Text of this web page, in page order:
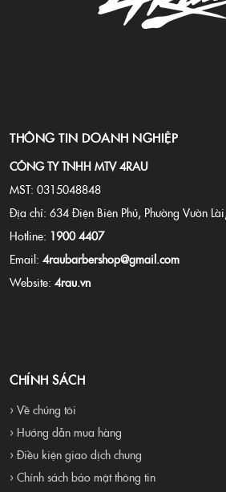
THÔNG TIN DOANH NGHIỆP
CÔNG TY TNHH MTV 4RAU
MST: 0315048848
Địa chỉ: 634 Điện Biên Phủ, Phường Vườn
Hotline: 1900 4407
Email: 4raubarbershop@gmail.com
Website: 4rau.vn
CHÍNH SÁCH
› Về chúng tôi
› Hướng dẫn mua hàng
› Điều kiện giao dịch chung
› Chính sách bảo mật thông tin